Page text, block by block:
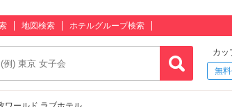
地図検索 ホテルグループ検索
カッ
無